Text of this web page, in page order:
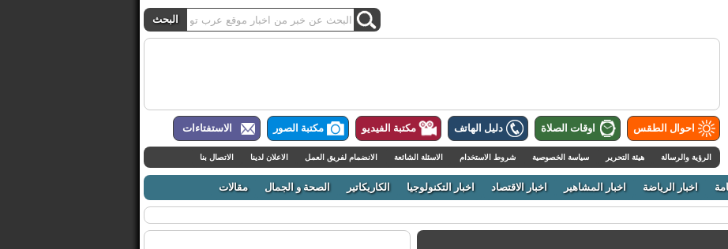
احوال الطقس اوقات الصلاة دليل الهاتف مكتبة الفيديو مكتبة الصور الاستفتاءات
الرؤية والرسالة هيئة التحرير سياسة الخصوصية شروط الاستخدام الاسئلة الشائعة الانضمام لفريق العمل الاعلان لدينا الاتصال بنا
اخبار الرياضة اخبار المشاهير اخبار الاقتصاد اخبار التكنولوجيا الكاريكاتير الصحة و الجمال مقالات